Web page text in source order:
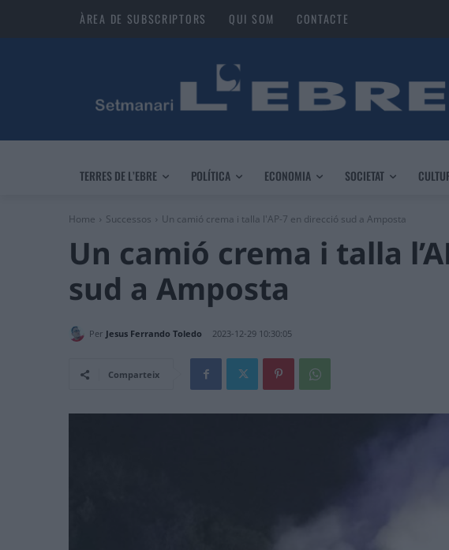
ÀREA DE SUBSCRIPTORS QUI SOM CONTACTE
TERRES DE L’EBRE POLÍTICA ECONOMIA SOCIETAT
Home Successos Un camió crema i talla l'AP-7 en direcció sud a Amposta
Un camió crema i talla
sud a Amposta
Per Jesus Ferrando Toledo 2023-12-29 10:30:05
Comparteix